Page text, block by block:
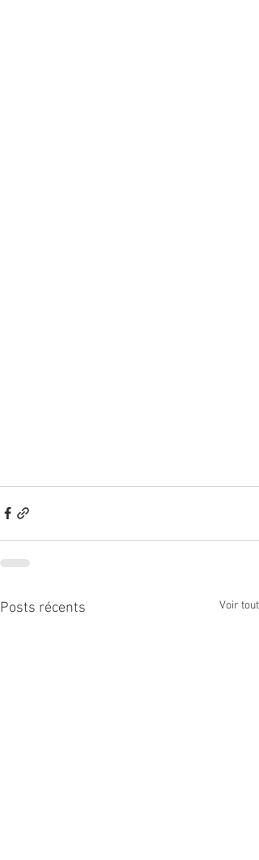
Posts récents Voir tout